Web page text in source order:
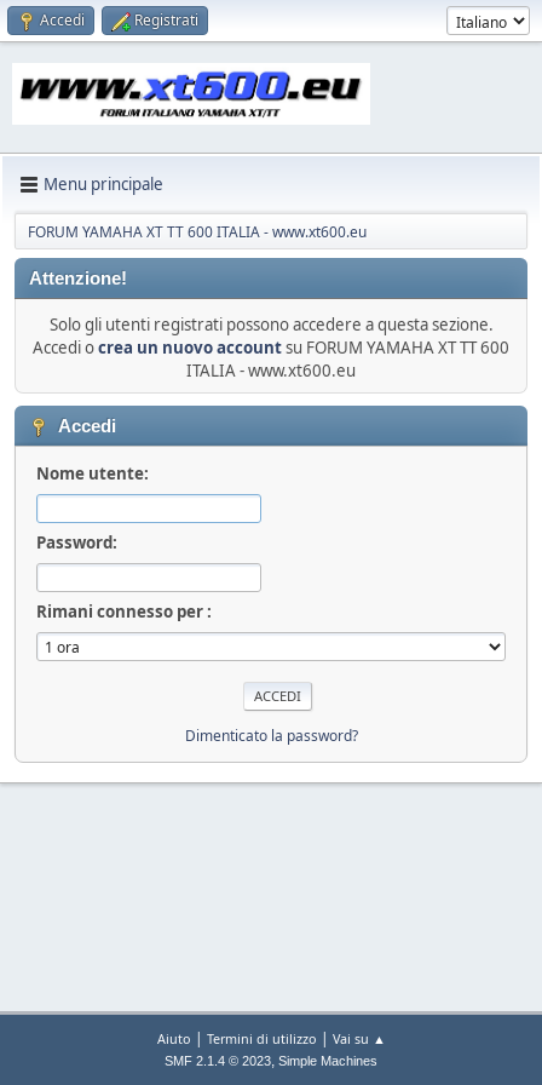
Accedi Registrati
Menu principale
FORUM YAMAHA XT TT 600 ITALIA - www.xt600.eu
Attenzione!
Solo gli utenti registrati possono accedere a questa sezione.
Accedi ocrea un nuovo accountsu FORUM YAMAHA XT TT 600
ITALIA - www.xt600.eu
Accedi
Nome utente:
Password:
Rimani connesso per :
Dimenticato la password?
Aiuto | Termini di utilizzo | Vai su ▲
SMF 2.1.4 © 2023, Simple Machines